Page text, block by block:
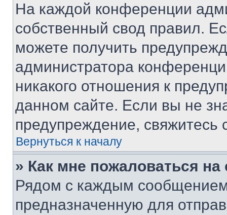
На каждой конференции
собственный свод правил.
можете получить
администратора
никакого отношения к
данном сайте. Если вы не
предупреждение,
Вернуться к началу
» Как мне пожаловаться
Рядом с каждым сообщением
предназначенную для